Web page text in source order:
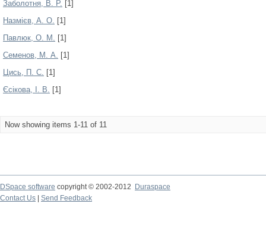
Заболотня, В. Р. [1]
Назмієв, А. О. [1]
Павлюк, О. М. [1]
Семенов, М. А. [1]
Цись, П. С. [1]
Єсікова, І. В. [1]
Now showing items 1-11 of 11
DSpace software copyright © 2002-2012
Duraspace
Contact Us
Send Feedback